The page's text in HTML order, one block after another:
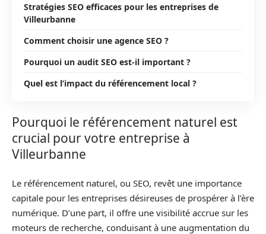
Stratégies SEO efficaces pour les entreprises de
Villeurbanne
Comment choisir une agence SEO ?
Pourquoi un audit SEO est-il important ?
Quel est l’impact du référencement local ?
Pourquoi le référencement naturel est
crucial pour votre entreprise à
Villeurbanne
Le référencement naturel, ou SEO, revêt une importance
capitale pour les entreprises désireuses de prospérer à l’ère
numérique. D’une part, il offre une visibilité accrue sur les
moteurs de recherche, conduisant à une augmentation du